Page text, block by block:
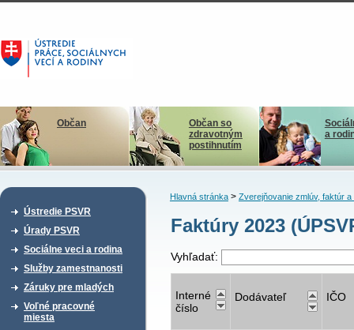
Občan
Občan so
zdravotným
postihnutím
a
Ústredie PSVR
Úrady PSVR
Sociálne veci a rodina
Služby zamestnanosti
Záruky pre mladých
Voľné pracovné
miesta
Hlavná stránka> Zverejňovanie zmlúv, faktúr a
Faktúry 2023
Vyhľadať:
Interné
číslo
Dodávateľ IČO